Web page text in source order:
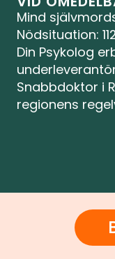
Mind
Nödsituation:
Din Psykolog
Snabbdoktor i
regionens